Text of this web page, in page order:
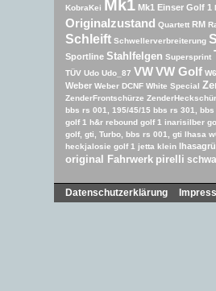
KobraKei Mk1 Mk1 Einser Golf 1
Originalzustand Quartett RM
Schleift Schwellerverbreiterung
Sportline Stahlfelgen Supersprint
TÜV Udo Udo_87 VW VW Golf
Weber Weber DCNF White Special
ZenderFrontschürze
bbs rs 001, 195/45/15 bbs rs 301, bbs
golf 1 h&r rebound golf 1 inarisilber
golf, gti, Turbo, bbs rs 001,
gti lhasa
heckjalosie golf 1 jetta klein
original Fahrwerk pirelli
Datenschutzerklärung